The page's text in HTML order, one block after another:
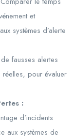
et
systèmes d’alerte
fausses alertes
réelles, pour évaluer
:
d’incidents
aux systèmes de